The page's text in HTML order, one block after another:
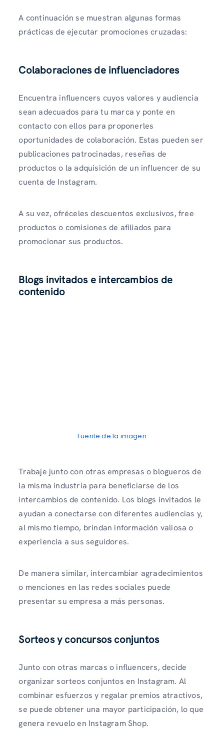
A continuación se muestran algunas formas
prácticas de ejecutar promociones cruzadas:
Colaboraciones de influenciadores
Encuentra influencers cuyos valores y audiencia
sean adecuados para tu marca y ponte en
contacto con ellos para proponerles
oportunidades de colaboración. Estas pueden ser
publicaciones patrocinadas, reseñas de
productos o la adquisición de un influencer de su
cuenta de Instagram.
A su vez, ofréceles descuentos exclusivos, free
productos o comisiones de afiliados para
promocionar sus productos.
Blogs invitados e intercambios de
contenido
Fuente de la imagen
Trabaje junto con otras empresas o blogueros de
la misma industria para beneficiarse de los
intercambios de contenido. Los blogs invitados le
ayudan a conectarse con diferentes audiencias y,
al mismo tiempo, brindan información valiosa o
experiencia a sus seguidores.
De manera similar, intercambiar agradecimientos
o menciones en las redes sociales puede
presentar su empresa a más personas.
Sorteos y concursos conjuntos
Junto con otras marcas o influencers, decide
organizar sorteos conjuntos en Instagram. Al
combinar esfuerzos y regalar premios atractivos,
se puede obtener una mayor participación, lo que
genera revuelo en Instagram Shop.